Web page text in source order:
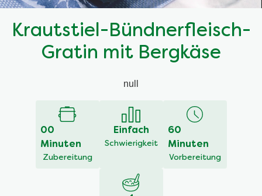
Krautstiel-Bündnerfleisch-
Gratin mit Bergkäse
null
00
Minuten
Zubereitung
Einfach
Schwierigkeit
60
Minuten
Vorbereitung